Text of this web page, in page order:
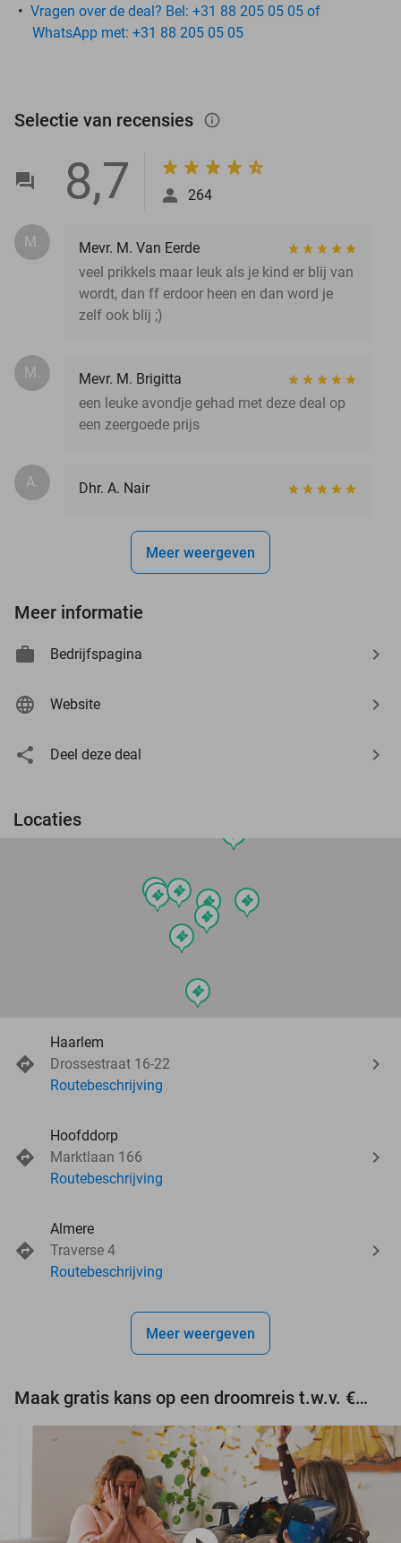
Vragen over de deal? Bel: +31 88 205 05 05 of
WhatsApp met: +31 88 205 05 05
Selectie van recensies info_outlined
8,7 264
M.
Mevr. M. Van Eerde
veel prikkels maar leuk als je kind er blij van
wordt, dan ff erdoor heen en dan word je
zelf ook blij ;)
M.
Mevr. M. Brigitta
een leuke avondje gehad met deze deal op
een zeergoede prijs
A. Dhr. A. Nair
Meer weergeven
Meer informatie
Bedrijfspagina
Website
Deel deze deal
Locaties
events
events events
events
events
events
events
events
Haarlem
Drossestraat 16-22
Routebeschrijving
Hoofddorp
Marktlaan 166
Routebeschrijving
Almere
Traverse 4
Routebeschrijving
Meer weergeven
Maak gratis kans op een droomreis t.w.v. €3.000!